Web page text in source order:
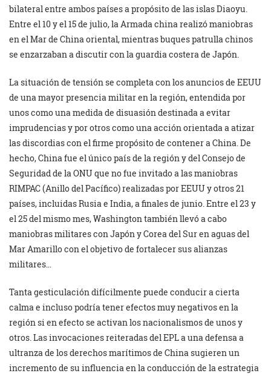
bilateral entre ambos países a propósito de las islas Diaoyu.
Entre el 10 y el 15 de julio, la Armada china realizó maniobras
en el Mar de China oriental, mientras buques patrulla chinos
se enzarzaban a discutir con la guardia costera de Japón.
La situación de tensión se completa con los anuncios de EEUU
de una mayor presencia militar en la región, entendida por
unos como una medida de disuasión destinada a evitar
imprudencias y por otros como una acción orientada a atizar
las discordias con el firme propósito de contener a China. De
hecho, China fue el único país de la región y del Consejo de
Seguridad de la ONU que no fue invitado a las maniobras
RIMPAC (Anillo del Pacífico) realizadas por EEUU y otros 21
países, incluidas Rusia e India, a finales de junio. Entre el 23 y
el 25 del mismo mes, Washington también llevó a cabo
maniobras militares con Japón y Corea del Sur en aguas del
Mar Amarillo con el objetivo de fortalecer sus alianzas
militares…
Tanta gesticulación difícilmente puede conducir a cierta
calma e incluso podría tener efectos muy negativos en la
región si en efecto se activan los nacionalismos de unos y
otros. Las invocaciones reiteradas del EPL a una defensa a
ultranza de los derechos marítimos de China sugieren un
incremento de su influencia en la conducción de la estrategia